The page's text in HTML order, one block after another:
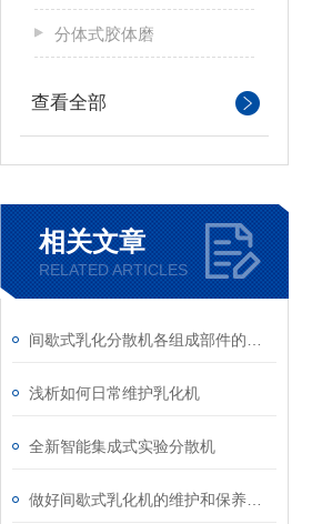
分体式胶体磨
查看全部
相关文章
RELATED ARTICLES
浅析如何日常维护乳化机
全新智能集成式实验分散机